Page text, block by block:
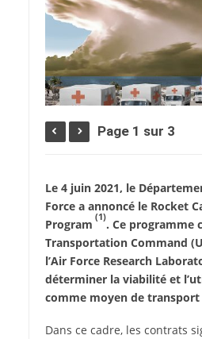
Page 1 sur 3
Le 4 juin 2021, le
Force a annoncé le Rocket
Program
(1)
. Ce programme
Transportation Command
l’Air Force Research
déterminer la viabilité et
comme moyen de
Dans ce cadre, les contrats